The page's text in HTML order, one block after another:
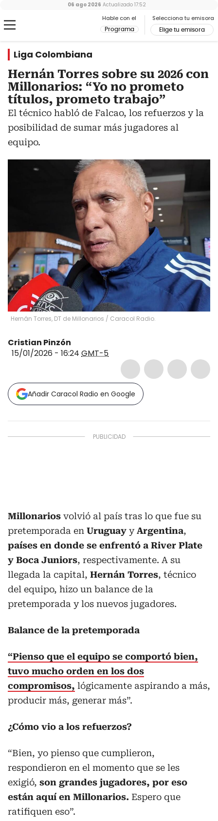
Hable con el
Programa
Selecciona tu emisora
Elige tu emisora
06 ago 2026 Actualizado 17:52
Liga Colombiana
Hernán Torres sobre su 2026 con
Millonarios: “Yo no prometo
títulos, prometo trabajo”
El técnico habló de Falcao, los refuerzos y la
posibilidad de sumar más jugadores al
equipo.
Hernán Torres, DT de Millonarios / Caracol Radio.
Cristian Pinzón
15/01/2026 - 16:24 GMT-5
Añadir Caracol Radio en Google
Millonarios volvió al país tras lo que fue su
pretemporada en Uruguay yArgentina,
países en donde se enfrentó a River Plate
y Boca Juniors, respectivamente. A su
llegada la capital, Hernán Torres, técnico
del equipo, hizo un balance de la
pretemporada y los nuevos jugadores.
Balance de la pretemporada
“Pienso que el equipo se comportó bien,
tuvo mucho orden en los dos
compromisos, lógicamente aspirando a más,
producir más, generar más”.
¿Cómo vio a los refuerzos?
“Bien, yo pienso que cumplieron,
respondieron en el momento que se les
exigió, son grandes jugadores, por eso
están aquí en Millonarios. Espero que
ratifiquen eso”.